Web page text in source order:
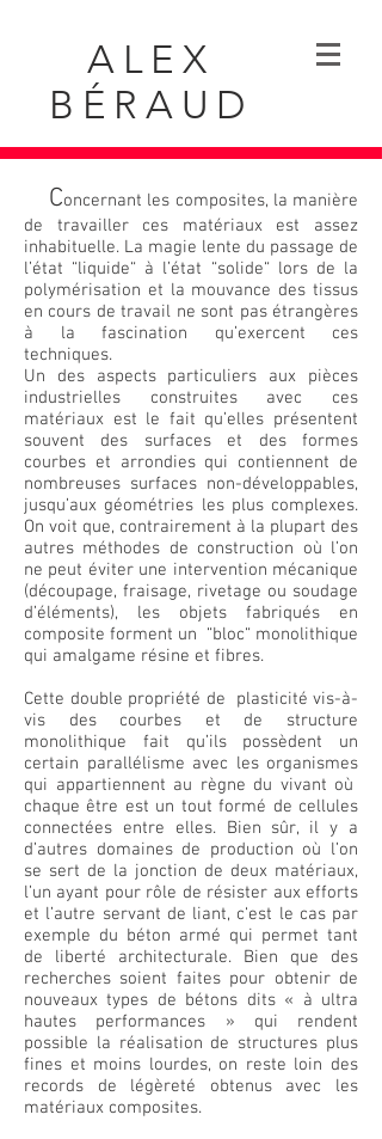
ALEX
BÉRAUD
Concernant les composites, la manière
de travailler ces matériaux est assez
inhabituelle. La magie lente du passage de
l’état “liquide“ à l’état “solide“ lors de la
polymérisation et la mouvance des tissus
en cours de travail ne sont pas étrangères
à la fascination qu’exercent ces
techniques.
Un des aspects particuliers aux pièces
industrielles construites avec ces
matériaux est le fait qu’elles présentent
souvent des surfaces et des formes
courbes et arrondies qui contiennent de
nombreuses surfaces non-développables,
jusqu’aux géométries les plus complexes.
On voit que, contrairement à la plupart des
autres méthodes de construction où l’on
ne peut éviter une intervention mécanique
(découpage, fraisage, rivetage ou soudage
d’éléments), les objets fabriqués en
composite forment un “bloc“ monolithique
qui amalgame résine et fibres.
Cette double propriété de plasticité vis-à-
vis des courbes et de structure
monolithique fait qu’ils possèdent un
certain parallélisme avec les organismes
qui appartiennent au règne du vivant où
chaque être est un tout formé de cellules
connectées entre elles. Bien sûr, il y a
d’autres domaines de production où l’on
se sert de la jonction de deux matériaux,
l’un ayant pour rôle de résister aux efforts
et l’autre servant de liant, c‘est le cas par
exemple du béton armé qui permet tant
de liberté architecturale. Bien que des
recherches soient faites pour obtenir de
nouveaux types de bétons dits « à ultra
hautes performances » qui rendent
possible la réalisation de structures plus
fines et moins lourdes, on reste loin des
records de légèreté obtenus avec les
matériaux composites.